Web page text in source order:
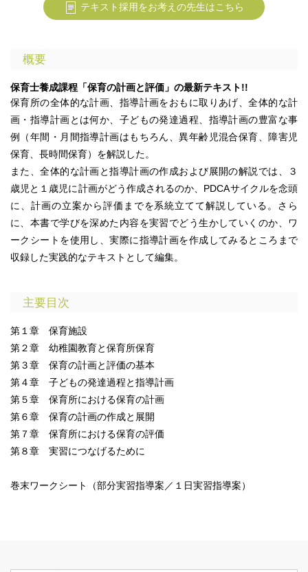
テキスト採用をお考えの先生はこちら
概要
保育士養成課程「保育の計画と評価」の最新テキスト!!
保育所の全体的な計画、指導計画をおもに取りあげ、全体的な計
画・指導計画とは何か、子どもの発達過程、指導計画の豊富な事
例（年間・月間指導計画はもちろん、異年齢児混合保育、障害児
保育、長時間保育）を解説した。
また、全体的な計画と指導計画の作成および展開の解説では、３
歳児と１歳児に計画がどう作成されるのか、PDCAサイクルを念頭
に、計画の立案から評価までを系統立てて解説している。さら
に、本書で学びを深めた内容を実習でどう生かしていくのか、ワ
ークシートを使用し、実際に指導計画を作成してみるところまで
収録した実践的なテキストとして編集。
主要目次
第１章 保育施設
第２章 幼稚園教育と保育所保育
第３章 保育の計画と評価の基本
第４章 子どもの発達過程と指導計画
第５章 保育所における保育の計画
第６章 保育の計画の作成と展開
第７章 保育所における保育の評価
第８章 実習につなげるために
巻末ワークシート（部分実習指導案／１日実習指導案）